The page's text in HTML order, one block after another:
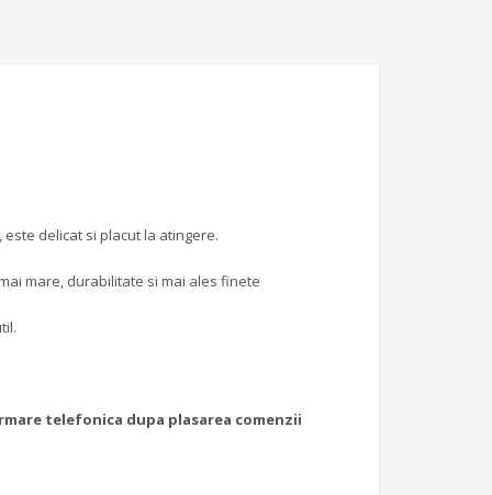
delicat si placut la atingere.
mare, durabilitate si mai ales finete
telefonica dupa plasarea comenzii